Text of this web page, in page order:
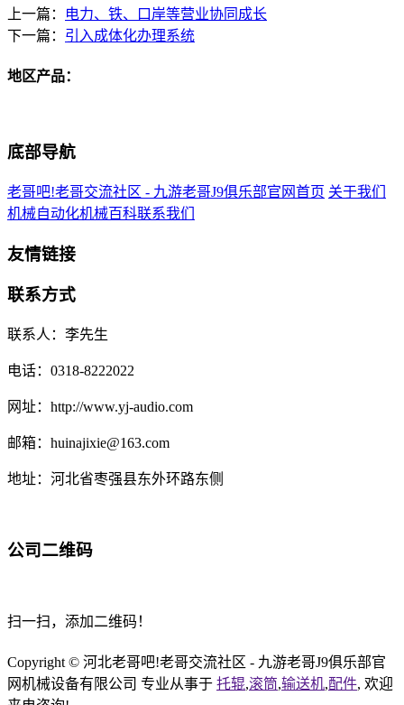
上一篇：
电力、铁、口岸等营业协同成长
下一篇： 引入成体化办理系统
地区产品：
底部导航
老哥吧!老哥交流社区 - 九游老哥J9俱乐部官网首页 关于我们
机械自动化机械百科联系我们
友情链接
联系方式
联系人：李先生
电话：0318-8222022
网址：http://www.yj-audio.com
邮箱：huinajixie@163.com
地址：河北省枣强县东外环路东侧
公司二维码
扫一扫，添加二维码！
Copyright © 河北老哥吧!老哥交流社区 - 九游老哥J9俱乐部官
网机械设备有限公司 专业从事于 托辊,滚筒,输送机,配件, 欢迎